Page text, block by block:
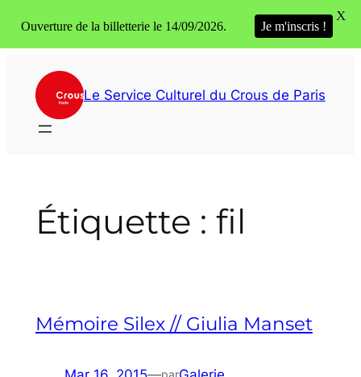
contenu
Le Service Culturel du Crous de Paris
Étiquette : fil
Mémoire Silex // Giulia Manset
par
Ouverture de la billetterie le 14/09/2026. Je m'inscris !
X